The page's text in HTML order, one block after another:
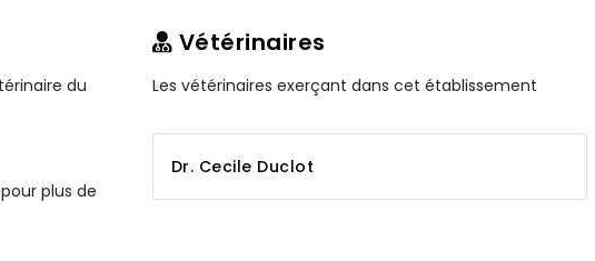
du
plus de
Vétérinaires
Les vétérinaires exerçant dans cet établissement
Dr. Cecile Duclot